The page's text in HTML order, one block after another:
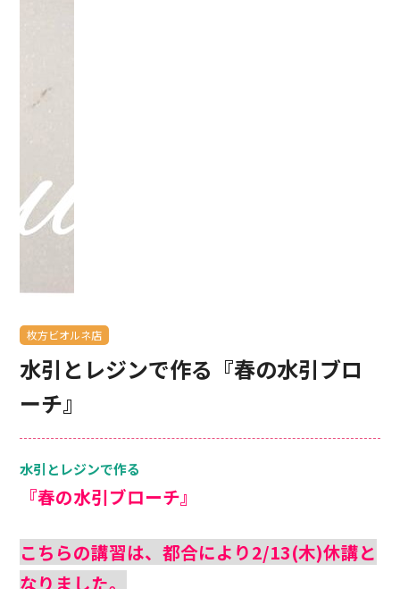
枚方ビオルネ店
水引とレジンで作る『春の水引ブロ
ーチ』
水引とレジンで作る
『春の水引ブローチ』
こちらの講習は、都合により2/13(木)休講と
なりました。